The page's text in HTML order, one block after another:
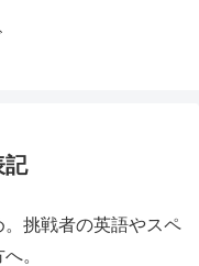
記
挑戦者の英語やスペ
。